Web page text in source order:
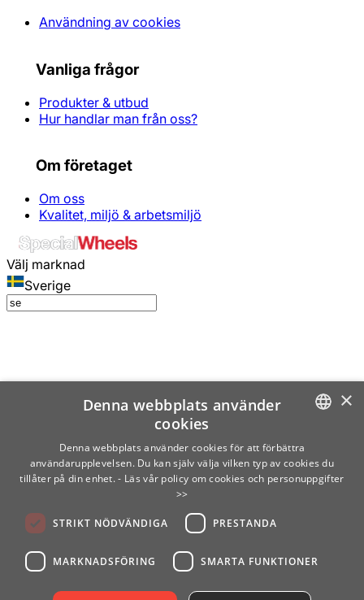
Användning av cookies
Vanliga frågor
Produkter & utbud
Hur handlar man från oss?
Om företaget
Om oss
Kvalitet, miljö & arbetsmiljö
Välj marknad
Sverige
SWEDISH
×
Denna webbplats använder
cookies
Denna webbplats använder cookies för att förbättra
användarupplevelsen. Du kan själv välja vilken typ av cookies du
tillåter på din enhet. - Läs vår policy om cookies och personuppgifter
>>
STRIKT NÖDVÄNDIGA PRESTANDA
MARKNADSFÖRING SMARTA FUNKTIONER